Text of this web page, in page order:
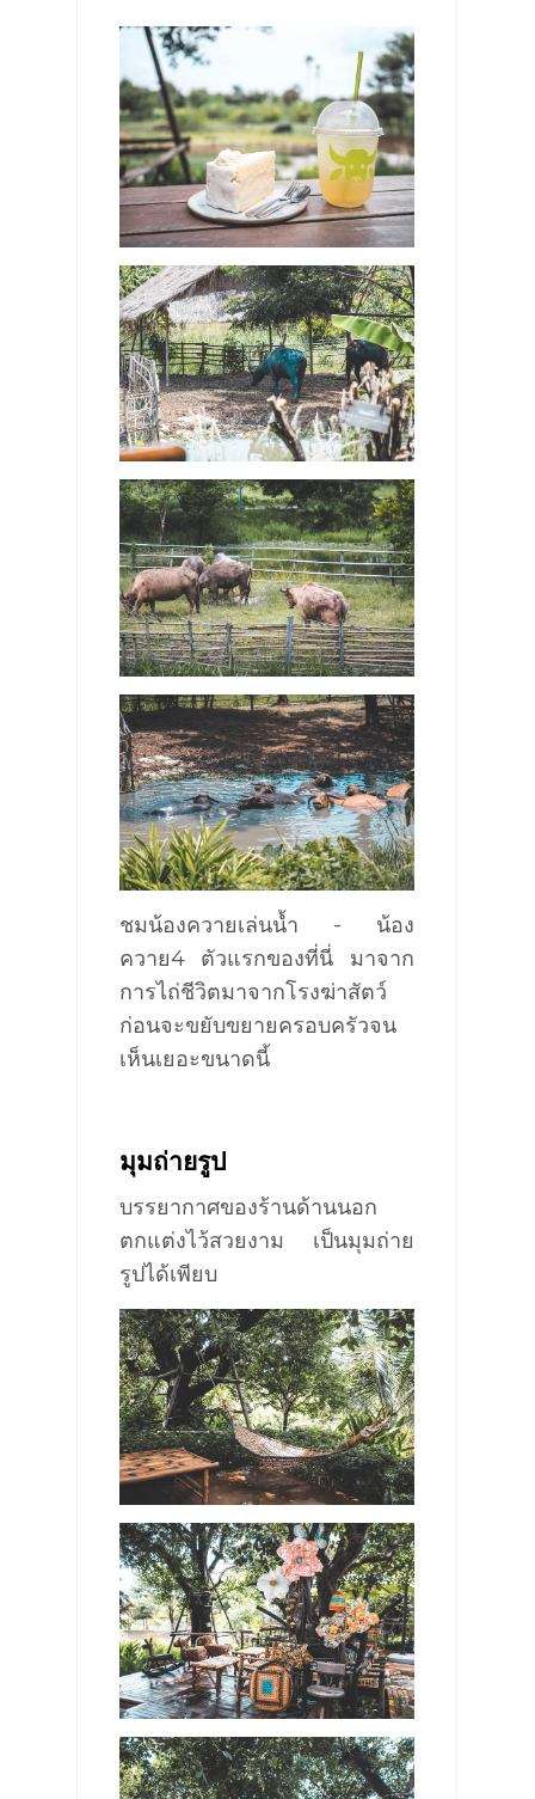
ชมน้องควายเล่นน้ำ - น้อง
ควาย4 ตัวแรกของที่นี่ มาจาก
การไถ่ชีวิตมาจากโรงฆ่าสัตว์
ก่อนจะขยับขยายครอบครัวจน
เห็นเยอะขนาดนี้
มุมถ่ายรูป
บรรยากาศของร้านด้านนอก
ตกแต่งไว้สวยงาม เป็นมุมถ่าย
รูปได้เพียบ